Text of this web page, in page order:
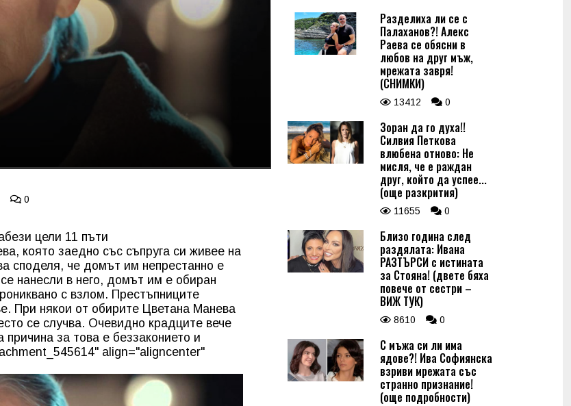
0
цели 11 пъти
която заедно със съпруга си живее на
споделя, че домът им непрестанно е
нанесли в него, домът им е обиран
с взлом. Престъпниците
При някои от обирите Цветана Манева
се случва. Очевидно крадците вече
за това е беззаконието и
align="aligncenter"
Разделиха ли се с
Палаханов?! Алекс
Раева се обясни в
любов на друг мъж,
мрежата завря!
(СНИМКИ)
13412 0
Зоран да го духа!!
Силвия Петкова
влюбена отново: Не
мисля, че е раждан
друг, който да успее...
(още разкрития)
11655 0
Близо година след
раздялата: Ивана
РАЗТЪРСИ с истината
за Стояна! (двете бяха
повече от сестри –
ВИЖ ТУК)
8610 0
С мъжа си ли има
ядове?! Ива Софиянска
взриви мрежата със
странно признание!
(още подробности)